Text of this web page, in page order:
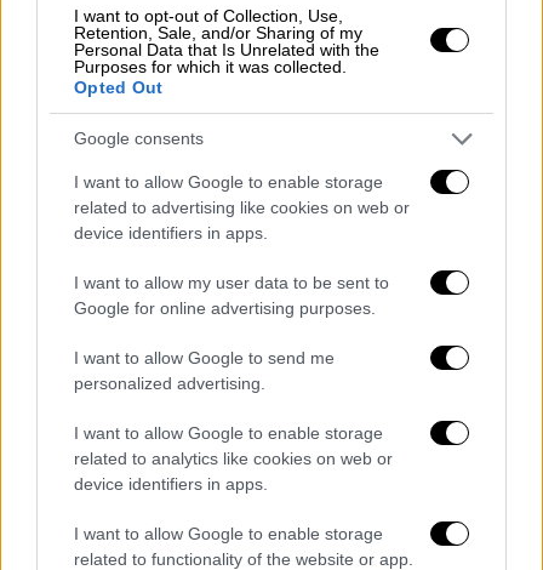
I want to opt-out of Collection, Use,
Retention, Sale, and/or Sharing of my
Personal Data that Is Unrelated with the
Purposes for which it was collected.
Opted Out
Google consents
I want to allow Google to enable storage
related to advertising like cookies on web or
device identifiers in apps.
I want to allow my user data to be sent to
Google for online advertising purposes.
I want to allow Google to send me
personalized advertising.
I want to allow Google to enable storage
related to analytics like cookies on web or
device identifiers in apps.
I want to allow Google to enable storage
related to functionality of the website or app.
Ελλάδας στις συγκριτικές μελέτες στο
γεγονός ότι χρησιμοποιούν τις τιμές
καταλόγου χωρίς να συνυπολογίζουν τις
προσφορές των παρόχων δίνοντας μια
προβληματική εικόνα για τη χώρα.
Επιπλέον, σύμφωνα με τον πρόεδρο της
ΕΕΤΤ,Κωνσταντίνο Μασσέλο
2018 – 2021 στην κινητή τηλεφωνία υπήρξαν
μειώσεις 14% ανά λεπτό ομιλίας, 43% ανά
SMS και 61% ανά GB.
Αναφερόμενος στα
ζητήματα σύγκρισης τιμών με άλλες χώρες,
υπογράμμισε πως βρίσκεται σε εξέλιξη
σχετική έρευνα από την Αρχή προσθέτοντας
πως - βάσει των πρώτων συμπερασμάτων
της – προκύπτει ότι συχνά δε λαμβάνεται
επίσης υπόψη ο παράγοντας της ποιότητας:
«Υπάρχει μια μονοδιάστατη προσέγγιση του